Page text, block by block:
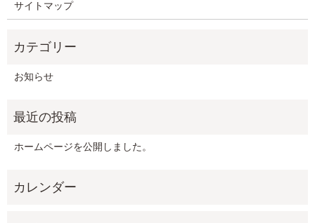
サイトマップ
お知らせ
ホームページを公開しました。